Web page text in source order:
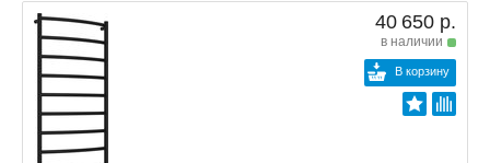
40 650 р.
в наличии
В корзину